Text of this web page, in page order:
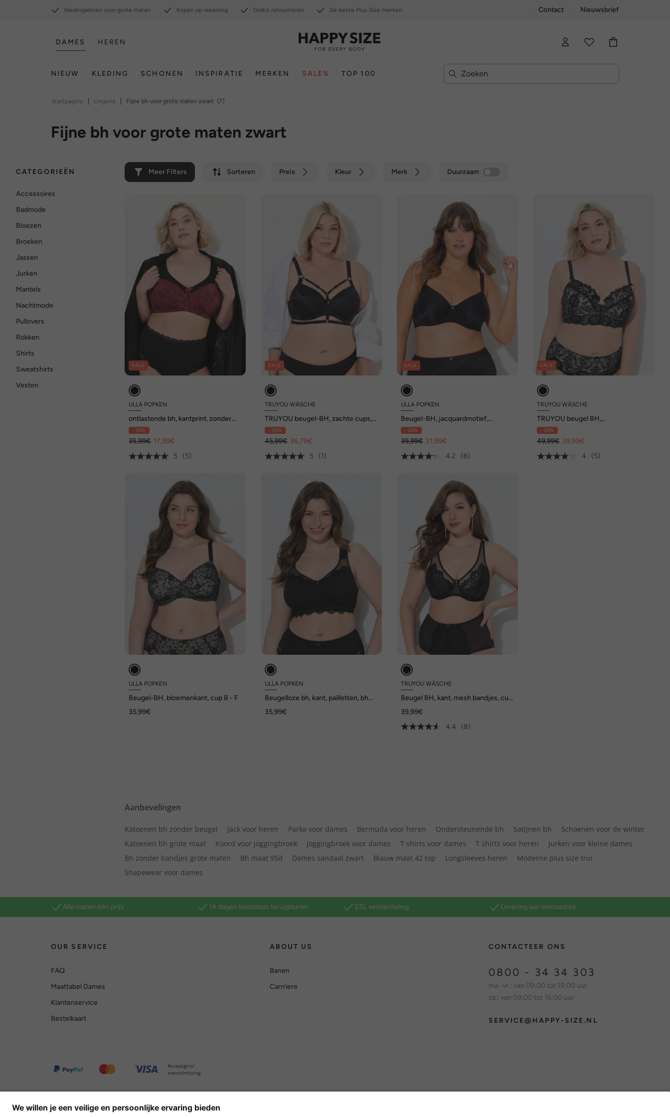
Kledingadvies voor grote maten Kopen op rekening Gratis retourneren De beste Plus Size merken Contact Nieuwsbrief
DAMES HEREN
NIEUW KLEDING SCHONEN INSPIRATIE MERKEN SALE% TOP 100
Startpagina | Lingerie | Fijne bh voor grote maten zwart (7)
Fijne bh voor grote maten zwart
CATEGORIEËN Meer Filters Sorteren Preis Kleur Merk Duurzaam
Accessoires
Badmode
Bloezen
Broeken
Jassen
Jurken
Mantels
Nachtmode
Pullovers
Rokken
Shirts
Sweatshirts
Vesten
SALE
ULLA POPKEN
ontlastende bh, kantprint, zonder
beugel, cup C - F
- 50%
35,99€ 17,99€
5
(5)
SALE
TRUYOU WÄSCHE
TRUYOU beugel-BH, zachte cups,
sierbandjes, cup B-E
- 20%
45,99€ 36,79€
5
(1)
SALE
ULLA POPKEN
Beugel-BH, jacquardmotief,
spacercups, cup C - D
- 20%
39,99€ 31,99€
4.2
(8)
SALE
TRUYOU WÄSCHE
TRUYOU beugel BH,
voor-/achtersluiting, cup B - E
- 20%
49,99€ 39,99€
4
(5)
ULLA POPKEN
Beugel-BH, bloemenkant, cup B - F
35,99€
ULLA POPKEN
Beugelloze bh, kant, pailletten, bh
35,99€
TRUYOU WÄSCHE
Beugel BH, kant, mesh bandjes, cup
39,99€
4.4
(8)
Aanbevelingen
Katoenen bh zonder beugel Jack voor heren Parka voor dames Bermuda voor heren Ondersteunende bh Satijnen bh
Schoenen voor de winter
Katoenen bh grote maat
Koord voor joggingbroek Joggingbroek voor dames T shirts voor dames T shirts voor heren
Jurken voor kleine dames
Bh zonder bandjes grote maten
Bh maat 95d Dames sandaal zwart Blauw maat 42 top Longsleeves heren
Moderne plus size trui
Shapewear voor dames
Alle maten één prijs 14 dagen kosteloos terugsturen SSL versleuteling Levering aan wensadres
OUR SERVICE
FAQ
Maattabel Dames
Klantenservice
Bestelkaart
ABOUT US
Banen
Carrriere
CONTACTEER ONS
0800 - 34 34 303
ma.-vr.: van 09:00 tot 19:00 uur
za.: van 09:00 tot 16:00 uur
SERVICE@HAPPY-SIZE.NL
Acceptgiro/
overschrijving